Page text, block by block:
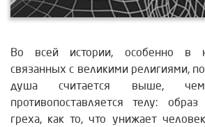
Во всей истории, особенно в
связанных с великими религиями,
душа считается выше,
противопоставляется телу:
греха, как то, что унижает